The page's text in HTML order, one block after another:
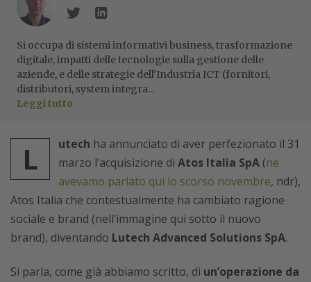
Si occupa di sistemi informativi business, trasformazione
digitale, impatti delle tecnologie sulla gestione delle
aziende, e delle strategie dell'Industria ICT (fornitori,
distributori, system integra...
Leggi tutto
L utech ha annunciato di aver perfezionato il 31
marzo l’acquisizione di Atos Italia SpA (ne
avevamo parlato qui lo scorso novembre, ndr),
Atos Italia che contestualmente ha cambiato ragione
sociale e brand (nell’immagine qui sotto il nuovo
brand), diventando Lutech Advanced Solutions SpA.
Si parla, come già abbiamo scritto, di un’operazione da